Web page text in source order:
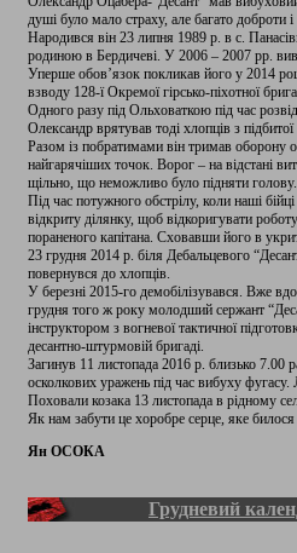
душі було мало страху, але багато доброти
Народився він 23 липня 1989 р. в с.
родиною в Бердичеві. У 2006 – 2007 рр.
Уперше обов’язок покликав його у 2014
взводу 128-ї Окремої гірсько-піхотної
Одного разу під Ольховаткою під час
Олександр врятував тоді хлопців з
Разом із побратимами він тримав оборону
найгарячіших точок. Ворог – на відстані
щільно, що неможливо було підняти голову.
Під час потужного обстрілу, коли наші
відкриту ділянку, щоб відкоригувати
пораненого капітана. Сховавши його в
23 грудня 2014 р. біля Дебальцевого
повернувся до хлопців.
У березні 2015-го демобілізувався. Вже
грудня того ж року молодший сержант
інструктором з вогневої тактичної
десантно-штурмовій бригаді.
Загинув 11 листопада 2016 р. близько 7.00
осколкових уражень під час вибуху
Поховали козака 13 листопада в рідному
Як нам забути це хоробре серце, яке билося
Ян ОСОКА
Грудневий